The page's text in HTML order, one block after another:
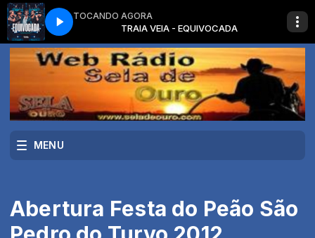
TOCANDO AGORA
TRAIA VEIA - EQUIVOCADA
MELHOR DA MUSICA SERTANEJAMUNDO SERTANEJO E VOCE com O
MENU
Abertura Festa do Peão São